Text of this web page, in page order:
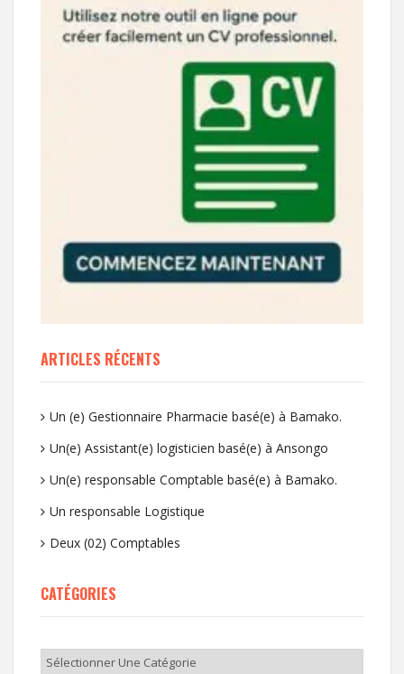
ARTICLES RÉCENTS
Un (e) Gestionnaire Pharmacie basé(e) à Bamako.
Un(e) Assistant(e) logisticien basé(e) à Ansongo
Un(e) responsable Comptable basé(e) à Bamako.
Un responsable Logistique
Deux (02) Comptables
CATÉGORIES